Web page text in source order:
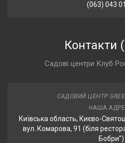
(063) 043
Контакти (
Садові центри Клуб
САДОВИЙ ЦЕНТР
НАША
Київська область, Києво-
вул. Комарова, 91 (біля
Бобри”)